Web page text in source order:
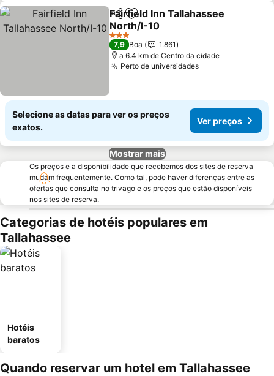
PartilharAdicionar aos favoritos
Fairfield Inn Tallahassee
North/I-10
Ver preços
3 Estrelas
7,9 Boa
1.861
a 6.4 km de Centro da cidade
Perto de universidadesVer preços
Selecione as datas para ver os preços
exatos.
Ver preços
Mostrar mais
Os preços e a disponibilidade que recebemos dos sites de reserva
mudam frequentemente. Como tal, pode haver diferenças entre as
ofertas que consulta no trivago e os preços que estão disponíveis
nos sites de reserva.
Categorias de hotéis populares em
Tallahassee
Hotéis
baratos
Quando reservar um hotel em Tallahassee